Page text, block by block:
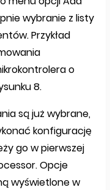
wybranie z listy
Przykład
o
8.
są już wybrane,
konfigurację
go w pierwszej
Opcje
wyświetlone w